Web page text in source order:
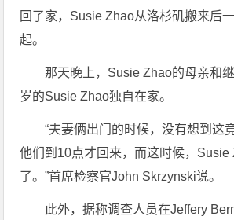
回了家，Susie Zhao从洛杉矶搬来后
起。
那天晚上，Susie Zhao的母亲和
岁的Susie Zhao独自在家。
“夫妻俩出门的时候，没有想到这
他们到10点才回来，而这时候，Susie
了。”首席检察官John Skrzynski说。
此外，据称调查人员在Jeffery